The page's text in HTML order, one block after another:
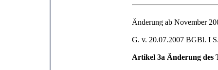
Änderung ab November
G. v. 20.07.2007 BGBl. I
Artikel 3a Änderung des